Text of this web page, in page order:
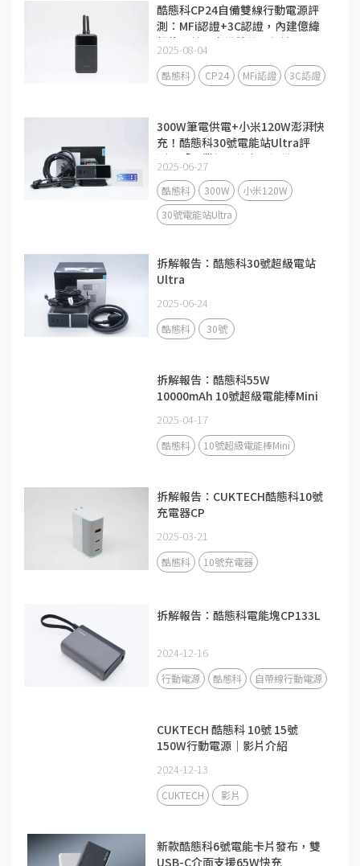
酷態科CP24自備雙線行動電源評
測：MFi認證+3C認證，內建億緯
鋰能電芯，自備雙線更便攜
2025-08-04
酷態科 CP24 MFi認證 3C認證
300W筆電供電+小米120W澎湃快
充！酷態科30號電能站Ultra評
測：「畢業級」的充電設備
2025-06-27
酷態科 300W
小米120W
30號電能站Ultra
拆解報告：酷態科30號超級電站
Ultra
2025-06-24
酷態科 30號
拆解報告：酷態科55W
10000mAh 10號超級電能棒Mini
2025-04-17
酷態科 10號超級電能棒Mini
拆解報告：CUKTECH酷態科10號
充電器CP
2025-03-21
酷態科 10號充電器
拆解報告：酷態科電能塊CP133L
2024-12-16
行動電源 酷態科 自帶線行動電源
CUKTECH 酷態科 10號 15號
150W行動電源｜影片介紹
2024-12-13
CUKTECH 影片
新款酷態科6號電能卡片發布，雙
USB-C介面支援65W快充